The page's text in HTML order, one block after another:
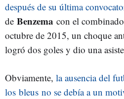
después de su última
de Benzema con el
octubre de 2015, un choque
logró dos goles y dio una
Obviamente, la ausencia del
los bleus no se debía a un